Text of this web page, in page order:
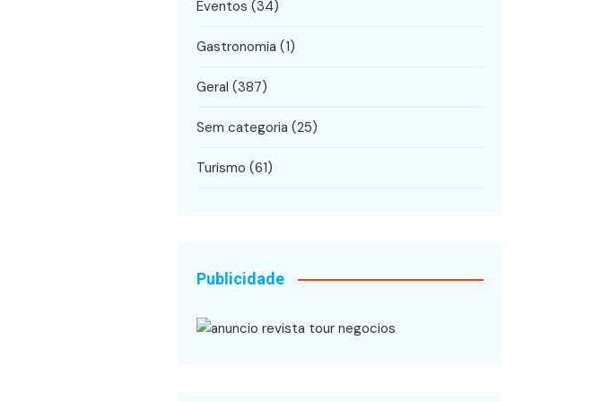
Eventos (34)
Gastronomia (1)
Geral (387)
Sem categoria (25)
Turismo (61)
Publicidade